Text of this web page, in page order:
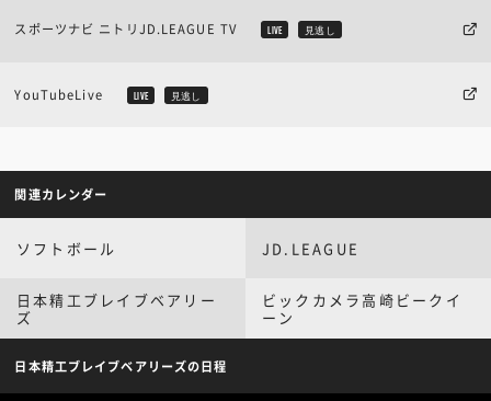
スポーツナビ ニトリJD.LEAGUE TV LIVE 見逃し
YouTubeLive LIVE 見逃し
関連カレンダー
ソフトボール JD.LEAGUE
日本精工ブレイブベアリー
ズ
ビックカメラ高崎ビークイ
ーン
日本精工ブレイブベアリーズの日程